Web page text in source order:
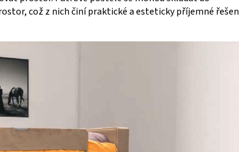
což z nich činí praktické a esteticky příjemné